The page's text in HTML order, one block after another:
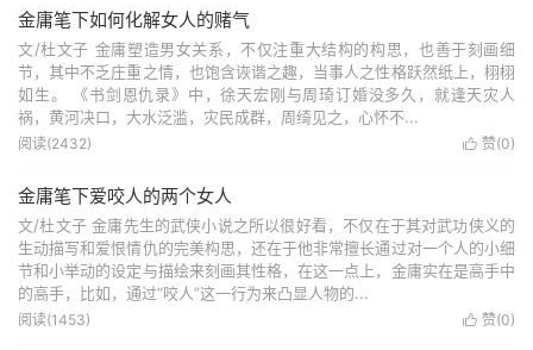
金庸笔下如何化解女人的赌气
文/杜文子 金庸塑造男女关系，不仅注重大结构的构思，也善于刻画细
节，其中不乏庄重之情，也饱含诙谐之趣，当事人之性格跃然纸上，栩栩
如生。 《书剑恩仇录》中，徐天宏刚与周琦订婚没多久，就逢天灾人
祸，黄河决口，大水泛滥，灾民成群，周绮见之，心怀不...
 赞(0)
阅读(2432)
金庸笔下爱咬人的两个女人
文/杜文子 金庸先生的武侠小说之所以很好看，不仅在于其对武功侠义的
生动描写和爱恨情仇的完美构思，还在于他非常擅长通过对一个人的小细
节和小举动的设定与描绘来刻画其性格，在这一点上，金庸实在是高手中
的高手，比如，通过“咬人”这一行为来凸显人物的...
 赞(0)
阅读(1453)